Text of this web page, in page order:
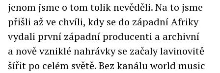
jenom jsme o tom tolik nevěděli. Na to jsme
přišli až ve chvíli, kdy se do západní Afriky
vydali první západní producenti a archivní
a nově vzniklé nahrávky se začaly lavinovitě
šířit po celém světě. Bez kanálu world music